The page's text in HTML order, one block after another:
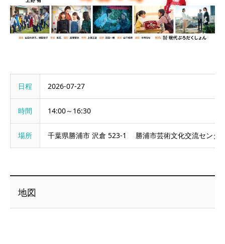
日程 2026-07-27
時間 14:00～16:30
場所 千葉県勝浦市 沢倉 523-1 勝浦市芸術文化交流センタ
地図